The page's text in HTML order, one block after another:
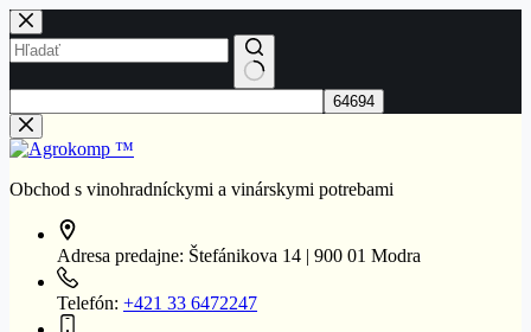
Skip
to
content
results
Obchod s vinohradníckymi a vinárskymi potrebami
Adresa predajne: Štefánikova 14 | 900 01 Modra
Telefón: +421 33 6472247